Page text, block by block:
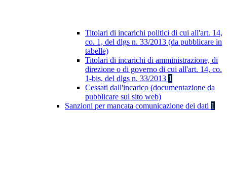
Titolari di incarichi politici di cui all'art. 14,
co. 1, del dlgs n. 33/2013 (da pubblicare in
tabelle)
Titolari di incarichi di amministrazione, di
direzione o di governo di cui all'art. 14, co.
1-bis, del dlgs n. 33/2013 1
Cessati dall'incarico (documentazione da
pubblicare sul sito web)
Sanzioni per mancata comunicazione dei dati 1